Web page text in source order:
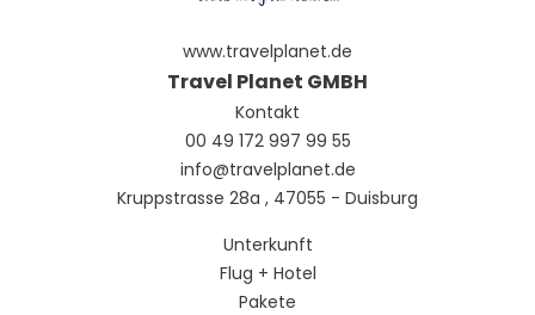
www.travelplanet.de
Travel Planet GMBH
Kontakt
00 49 172 997 99 55
info@travelplanet.de
Kruppstrasse 28a , 47055 - Duisburg
Unterkunft
Flug + Hotel
Pakete